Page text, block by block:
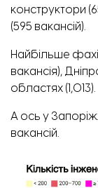
конструктори
(595 вакансій).
Найбільше
вакансія),
областях (1,013).
А ось у
вакансій.